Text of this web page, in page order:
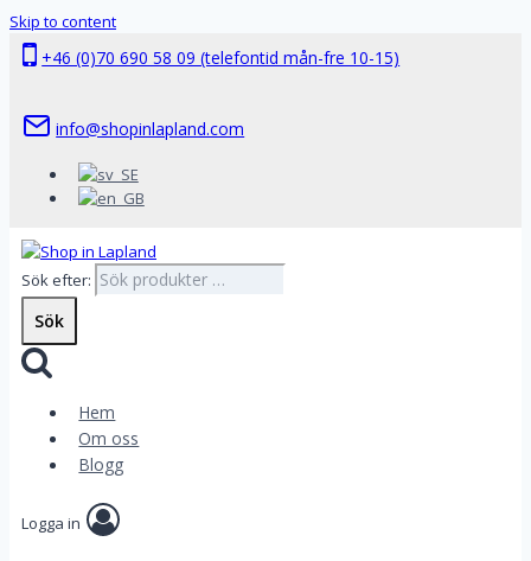
Skip to content
+46 (0)70 690 58 09 (telefontid mån-fre 10-15)
info@shopinlapland.com
Sök efter:
Sök
Hem
Om oss
Blogg
Logga in